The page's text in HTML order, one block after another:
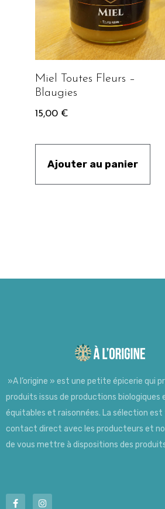
Miel Toutes Fleurs –
Blaugies
15,00 €
Ajouter au panier
»A l’origine » est une petite épicerie qui
produits issus de productions biologiques
équitables et raisonnées. La sélection
contact direct avec les producteurs et
de vous mettre à dispositions des